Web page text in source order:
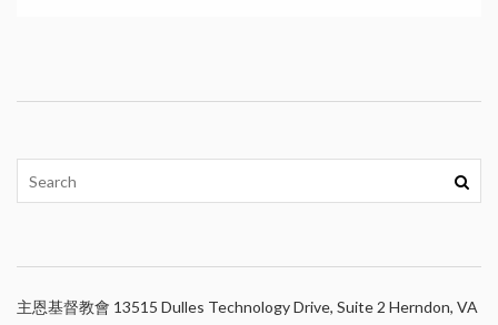
主恩基督教會 13515 Dulles Technology Drive, Suite 2 Herndon, VA